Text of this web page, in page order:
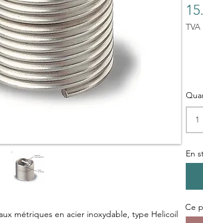
métriques en acier inoxydable, type Helicoil
En
Ce